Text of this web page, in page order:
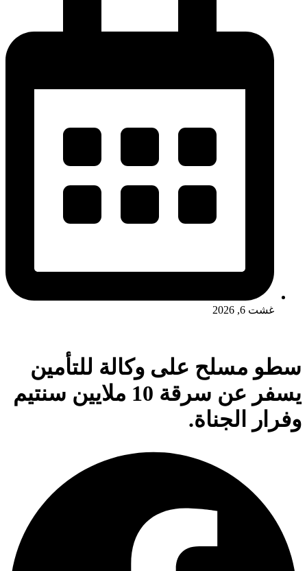
غشت 6, 2026
سطو مسلح على وكالة للتأمين
يسفر عن سرقة 10 ملايين سنتيم
وفرار الجناة.